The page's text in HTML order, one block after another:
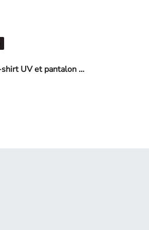
Ensemble t-shirt UV et pantalon UV - Imprimé all-over - Blanc cassé